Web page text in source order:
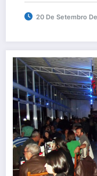
20 De Setembro